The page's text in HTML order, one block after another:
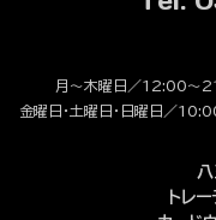
月～木曜日／12:00～
金曜日・土曜日・日曜日／
トレ